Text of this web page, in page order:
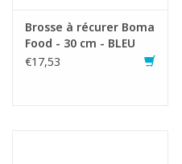
Brosse à récurer Boma
Food - 30 cm - BLEU
€17,53